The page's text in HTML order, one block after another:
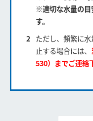
※適切な水量の目
す。
ただし、頻繁に
止する場合には、
530）までご連絡